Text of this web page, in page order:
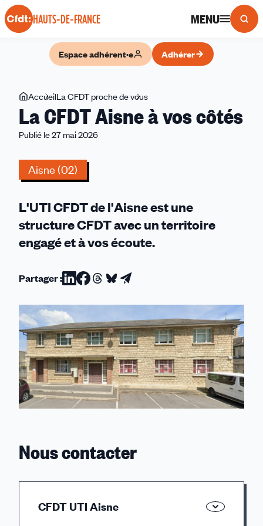
Panneau de gestion des cookies
HAUTS-DE-FRANCE MENU
Espace adhérent·e Adhérer
Vous
êtes
ici
AccueilLa CFDT proche de vous
CFDT
La CFDT Aisne à vos côtés
Publié le 27 mai 2026
Aisne (02)
L'UTI CFDT de l'Aisne est une
structure CFDT avec un territoire
engagé et à vos écoute.
Partager :Partager
sur
Linkedin
Partager
sur
Facebook
Partager
sur
Threads
Partager
sur
Bluesky
Partager
par
email
Nous contacter
CFDT UTI Aisne